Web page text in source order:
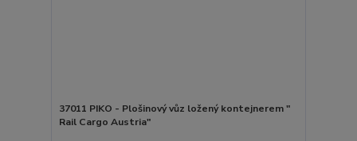
37011 PIKO - Plošinový vůz ložený kontejnerem "
Rail Cargo Austria"